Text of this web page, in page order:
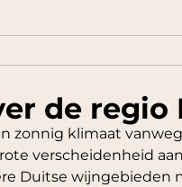
de regio
zonnig klimaat
verscheidenheid
Duitse wijngebieden